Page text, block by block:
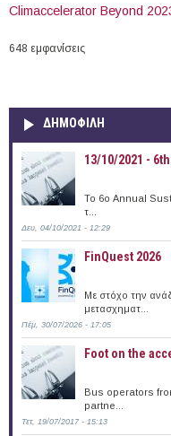
Climaccelerator Beyond
648 εμφανίσεις
ΔΗΜΟΦΙΛΗ
13/10/2021 -
To 6ο Annual
τ...
Δευ, 04/10/2021 - 12:29
FinQuest 2026
Με στόχο την
μετασχηματ...
Πέμ, 30/07/2026 - 17:05
Foot on the
Bus operators
partne...
Τετ, 19/07/2017 - 15:13